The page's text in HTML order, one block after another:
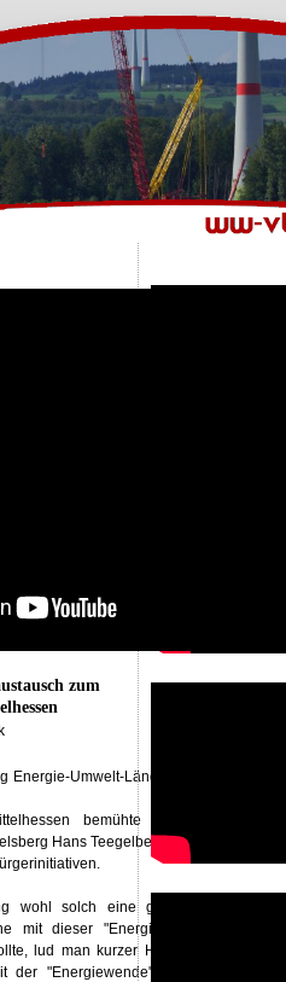
zum
Energie-Umwelt-Ländlicher Raum-
bemühte sich der
Hans Teegelbekkers um einen
wohl solch eine geballte
mit dieser "Energiewende"
lud man kurzer Hand auch
der "Energiewende" eine schnelle